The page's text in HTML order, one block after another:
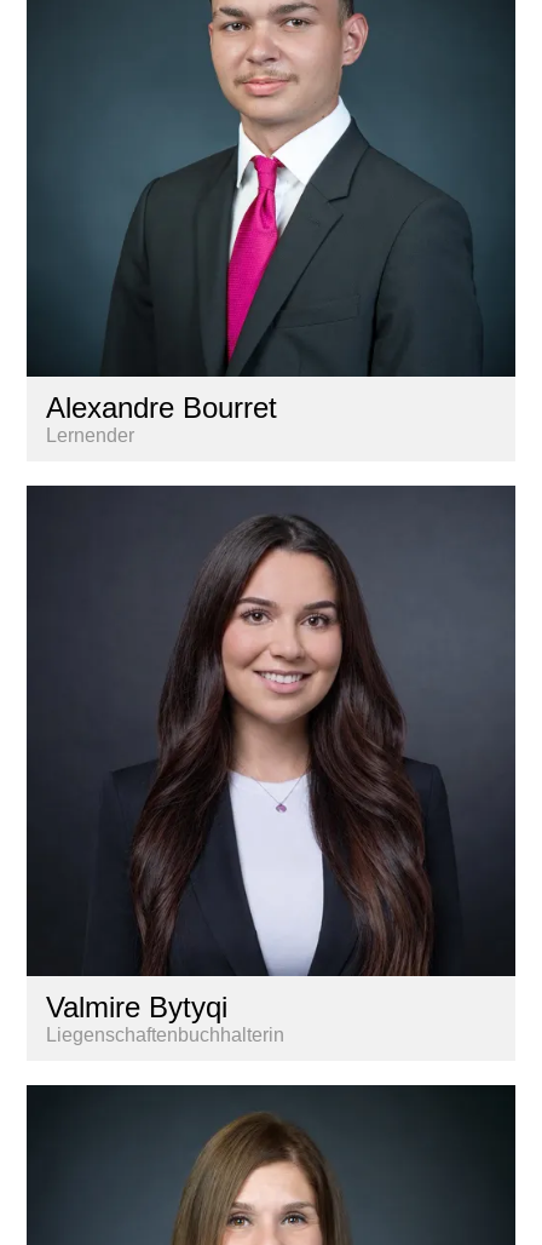
Alexandre Bourret
Lernender
Valmire Bytyqi
Liegenschaftenbuchhalterin